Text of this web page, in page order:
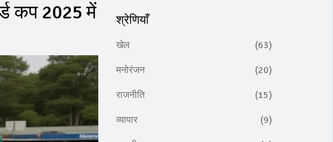
कप 2025 में
श्रेणियाँ
खेल (63)
मनोरंजन (20)
राजनीति (15)
व्यापार (9)